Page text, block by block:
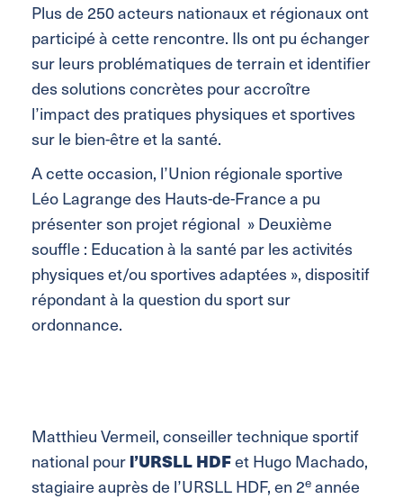
Plus de 250 acteurs nationaux et régionaux ont
participé à cette rencontre. Ils ont pu échanger
sur leurs problématiques de terrain et identifier
des solutions concrètes pour accroître
l’impact des pratiques physiques et sportives
sur le bien-être et la santé.
A cette occasion, l’Union régionale sportive
Léo Lagrange des Hauts-de-France a pu
présenter son projet régional » Deuxième
souffle : Education à la santé par les activités
physiques et/ou sportives adaptées », dispositif
répondant à la question du sport sur
ordonnance.
Matthieu Vermeil, conseiller technique sportif
national pour l’URSLL HDFet Hugo Machado,
stagiaire auprès de l’URSLL HDF, en 2e année